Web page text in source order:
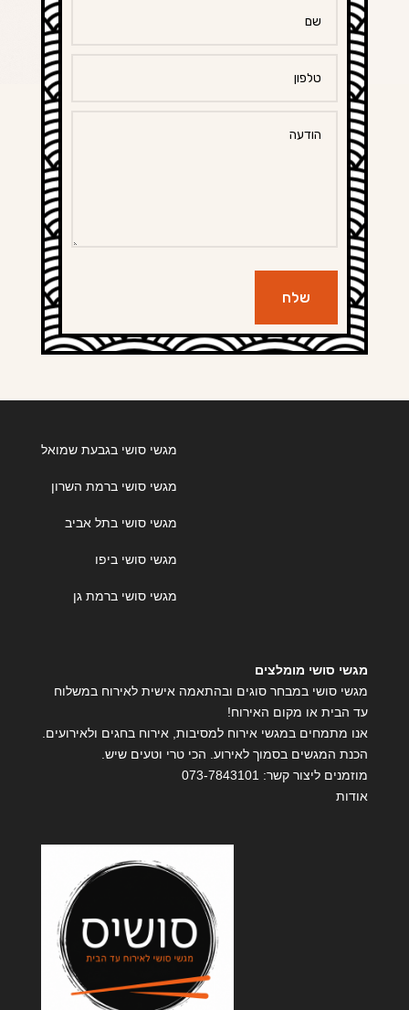
שלח
מגשי סושי בגבעת שמואל
מגשי סושי ברמת השרון
מגשי סושי בתל אביב
מגשי סושי ביפו
מגשי סושי ברמת גן
מגשי סושי מומלצים
מגשי סושי במבחר סוגים ובהתאמה אישית לאירוח במשלוח
עד הבית או מקום האירוח!
אנו מתמחים במגשי אירוח למסיבות, אירוח בחגים ולאירועים.
הכנת המגשים בסמוך לאירוע. הכי טרי וטעים שיש.
מוזמנים ליצור קשר: 073-7843101
אודות